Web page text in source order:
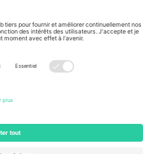
Comment ça marche
Centre d'information sur la Coupe
Nous contacter